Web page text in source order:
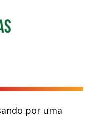
por uma